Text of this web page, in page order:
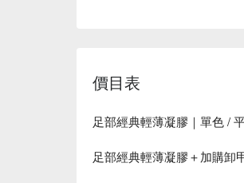
價目表
足部經典輕薄凝膠｜單色 /
足部經典輕薄凝膠＋加購卸